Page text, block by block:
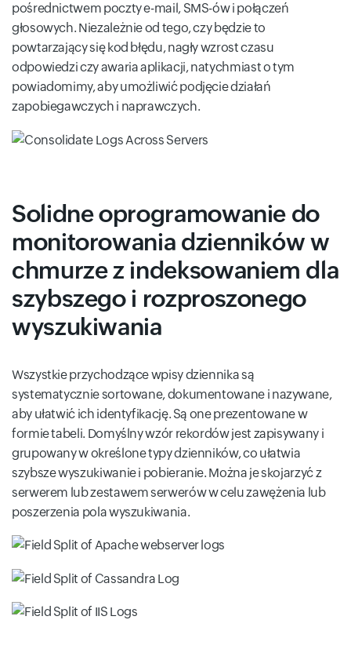
pośrednictwem poczty e-mail, SMS-ów i połączeń
głosowych. Niezależnie od tego, czy będzie to
powtarzający się kod błędu, nagły wzrost czasu
odpowiedzi czy awaria aplikacji, natychmiast o tym
powiadomimy, aby umożliwić podjęcie działań
zapobiegawczych i naprawczych.
Solidne oprogramowanie do
monitorowania dzienników w
chmurze z indeksowaniem dla
szybszego i rozproszonego
wyszukiwania
Wszystkie przychodzące wpisy dziennika są
systematycznie sortowane, dokumentowane i nazywane,
aby ułatwić ich identyfikację. Są one prezentowane w
formie tabeli. Domyślny wzór rekordów jest zapisywany i
grupowany w określone typy dzienników, co ułatwia
szybsze wyszukiwanie i pobieranie. Można je skojarzyć z
serwerem lub zestawem serwerów w celu zawężenia lub
poszerzenia pola wyszukiwania.